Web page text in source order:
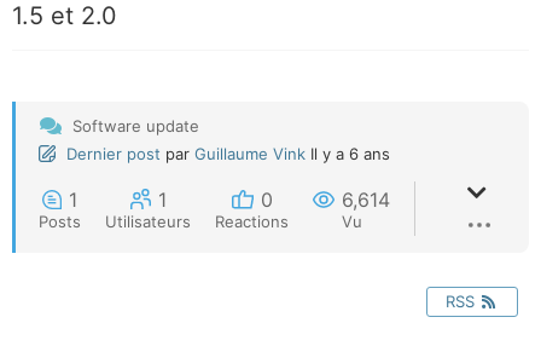
1.5 et 2.0
Software update
Dernier post par Guillaume Vink Il y a 6 ans
1
Posts
1
Utilisateurs
0
Reactions
6,614
Vu
RSS